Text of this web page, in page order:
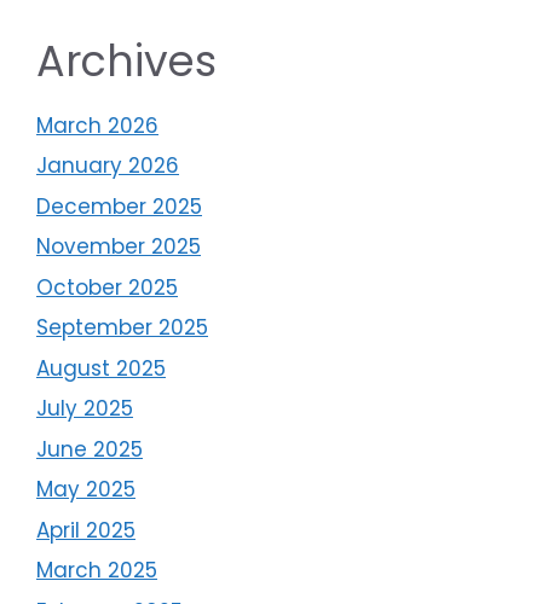
Archives
March 2026
January 2026
December 2025
November 2025
October 2025
September 2025
August 2025
July 2025
June 2025
May 2025
April 2025
March 2025